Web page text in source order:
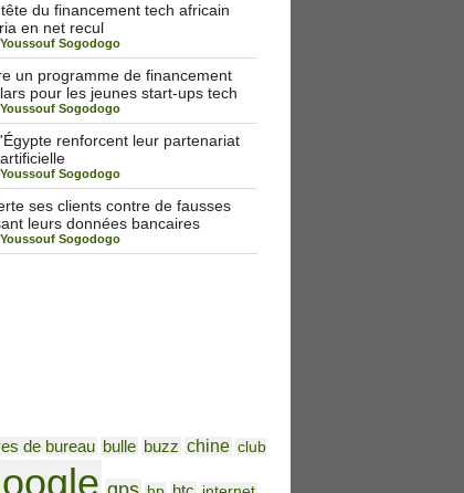
du financement tech africain
en net recul
Youssouf Sogodogo
un programme de financement
pour les jeunes start-ups tech
Youssouf Sogodogo
renforcent leur partenariat
Youssouf Sogodogo
ses clients contre de fausses
leurs données bancaires
Youssouf Sogodogo
de bureau bulle buzz chine club